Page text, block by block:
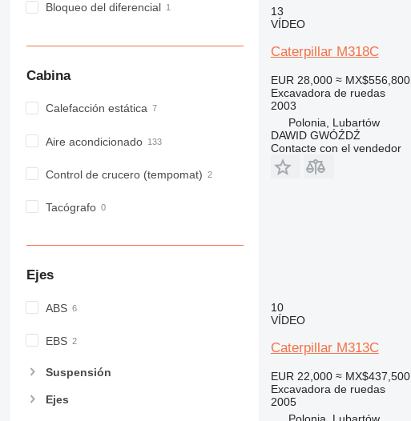
Bloqueo del diferencial
Cabina
Calefacción estática
Aire acondicionado
Control de crucero (tempomat)
Tacógrafo
Ejes
ABS
EBS
Suspensión
Ejes
13
VÍDEO
Caterpillar M318C
EUR 28,000 ≈ MX$556,800
Excavadora de ruedas
2003
Polonia, Lubartów
DAWID GWÓŹDŹ
Contacte con el vendedor
10
VÍDEO
Caterpillar M313C
EUR 22,000 ≈ MX$437,500
Excavadora de ruedas
2005